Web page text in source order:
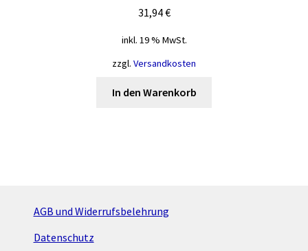
31,94€
inkl. 19 % MwSt.
zzgl. Versandkosten
In den Warenkorb
AGB und Widerrufsbelehrung
Datenschutz